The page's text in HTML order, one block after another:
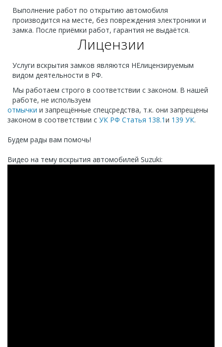
Выполнение работ по открытию автомобиля
производится на месте, без повреждения электроники и
замка. После приёмки работ, гарантия не выдаётся.
Лицензии
Услуги вскрытия замков являются НЕлицензируемым
видом деятельности в РФ.
Мы работаем строго в соответствии с законом. В нашей
работе, не используем
отмычки и запрещённые спецсредства, т.к. они запрещены
законом в соответствии с УК РФ Статья 138.1и 139 УК.
Будем рады вам помочь!
Видео на тему вскрытия автомобилей Suzuki: